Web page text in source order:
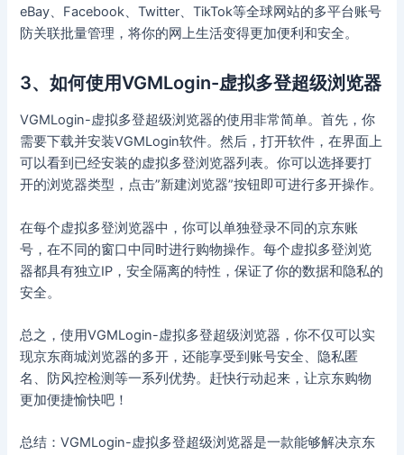
eBay、Facebook、Twitter、TikTok等全球网站的多平台账号
防关联批量管理，将你的网上生活变得更加便利和安全。
3、如何使用VGMLogin-虚拟多登超级浏览器
VGMLogin-虚拟多登超级浏览器的使用非常简单。首先，你
需要下载并安装VGMLogin软件。然后，打开软件，在界面上
可以看到已经安装的虚拟多登浏览器列表。你可以选择要打
开的浏览器类型，点击”新建浏览器”按钮即可进行多开操作。
在每个虚拟多登浏览器中，你可以单独登录不同的京东账
号，在不同的窗口中同时进行购物操作。每个虚拟多登浏览
器都具有独立IP，安全隔离的特性，保证了你的数据和隐私的
安全。
总之，使用VGMLogin-虚拟多登超级浏览器，你不仅可以实
现京东商城浏览器的多开，还能享受到账号安全、隐私匿
名、防风控检测等一系列优势。赶快行动起来，让京东购物
更加便捷愉快吧！
总结：VGMLogin-虚拟多登超级浏览器是一款能够解决京东